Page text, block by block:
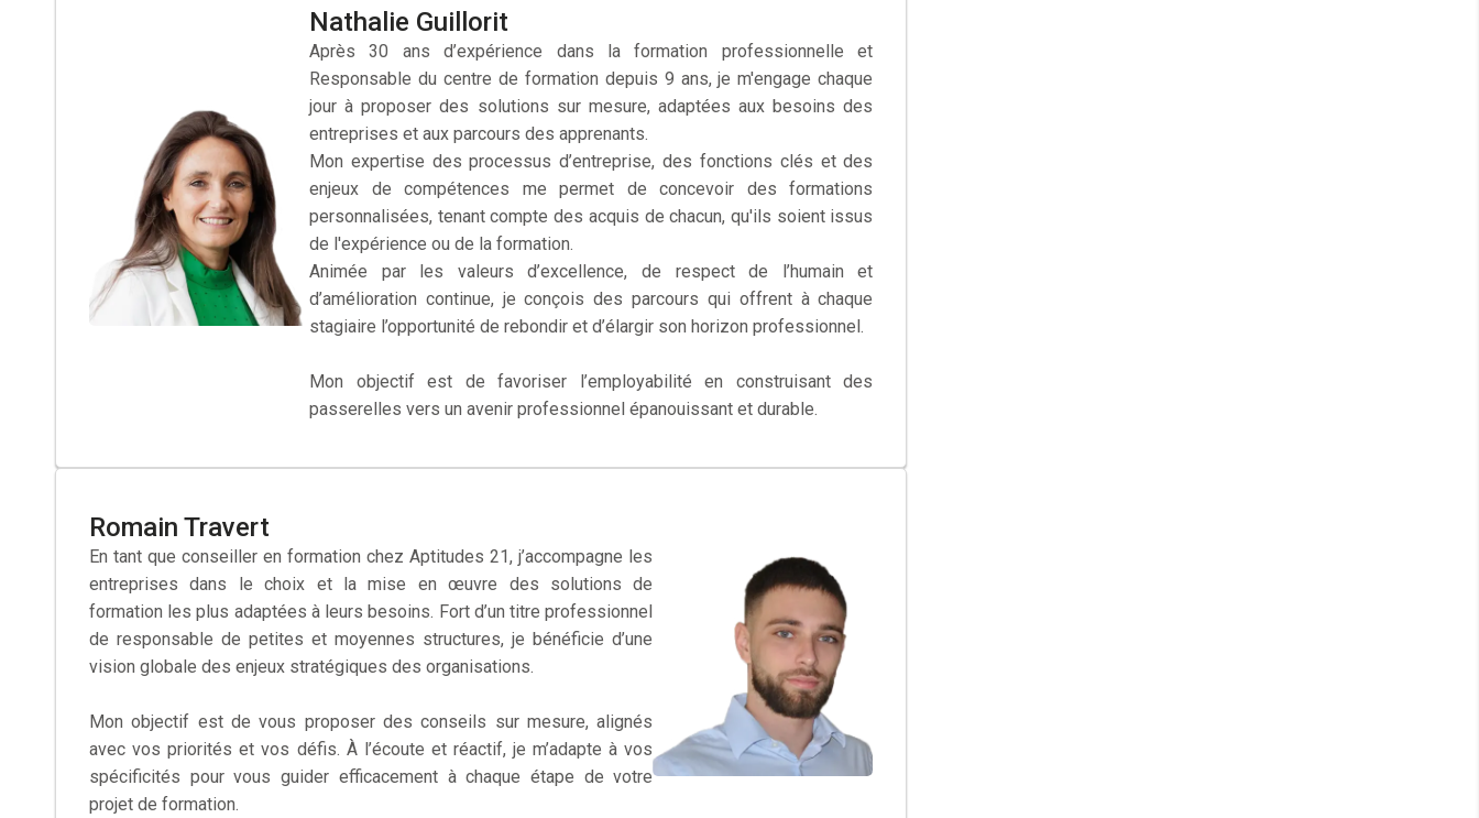
Nathalie Guillorit
Après 30 ans d’expérience dans la formation professionnelle et
Responsable du centre de formation depuis 9 ans, je m'engage chaque
jour à proposer des solutions sur mesure, adaptées aux besoins des
entreprises et aux parcours des apprenants.
Mon expertise des processus d’entreprise, des fonctions clés et des
enjeux de compétences me permet de concevoir des formations
personnalisées, tenant compte des acquis de chacun, qu'ils soient issus
de l'expérience ou de la formation.
Animée par les valeurs d’excellence, de respect de l’humain et
d’amélioration continue, je conçois des parcours qui offrent à chaque
stagiaire l’opportunité de rebondir et d’élargir son horizon professionnel.
Mon objectif est de favoriser l’employabilité en construisant des
passerelles vers un avenir professionnel épanouissant et durable.
Romain Travert
En tant que conseiller en formation chez Aptitudes 21, j’accompagne les
entreprises dans le choix et la mise en œuvre des solutions de
formation les plus adaptées à leurs besoins. Fort d’un titre professionnel
de responsable de petites et moyennes structures, je bénéficie d’une
vision globale des enjeux stratégiques des organisations.
Mon objectif est de vous proposer des conseils sur mesure, alignés
avec vos priorités et vos défis. À l’écoute et réactif, je m’adapte à vos
spécificités pour vous guider efficacement à chaque étape de votre
projet de formation.